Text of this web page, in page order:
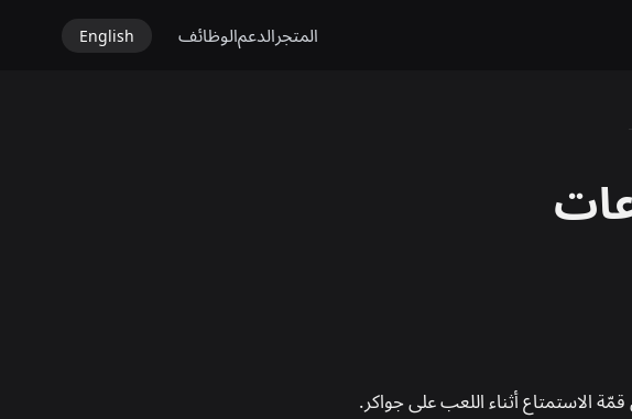
English المتجرالدعمالوظائف
الاستمتاع أثناء اللعب على جواكر.